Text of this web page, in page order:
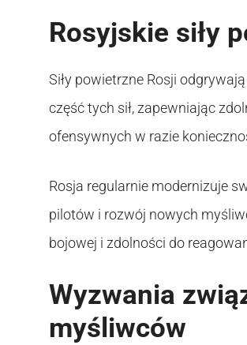
Rosyjskie siły
Siły powietrzne Rosji
część tych sił, zapewniając
ofensywnych w razie
Rosja regularnie modernizuje
pilotów i rozwój nowych
bojowej i zdolności do
Wyzwania
myśliwców